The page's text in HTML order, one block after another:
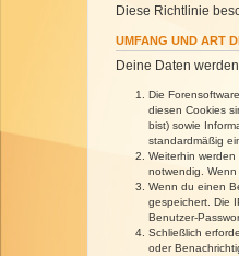
Diese Richtlinie
UMFANG UND ART
Deine Daten
Die
diesen Cookies
bist) sowie
standardmäßig
Weiterhin
notwendig.
Wenn du einen
gespeichert. Die
Benutzer-
Schließlich
oder